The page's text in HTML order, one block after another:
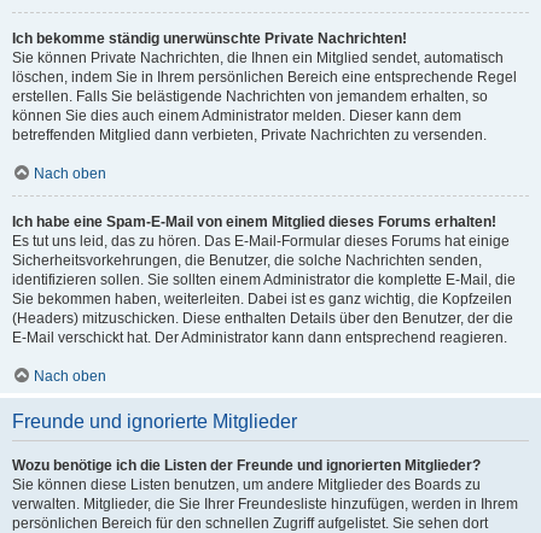
Ich bekomme ständig unerwünschte Private Nachrichten!
Sie können Private Nachrichten, die Ihnen ein Mitglied sendet, automatisch
löschen, indem Sie in Ihrem persönlichen Bereich eine entsprechende Regel
erstellen. Falls Sie belästigende Nachrichten von jemandem erhalten, so
können Sie dies auch einem Administrator melden. Dieser kann dem
betreffenden Mitglied dann verbieten, Private Nachrichten zu versenden.
Nach oben
Ich habe eine Spam-E-Mail von einem Mitglied dieses Forums erhalten!
Es tut uns leid, das zu hören. Das E-Mail-Formular dieses Forums hat einige
Sicherheitsvorkehrungen, die Benutzer, die solche Nachrichten senden,
identifizieren sollen. Sie sollten einem Administrator die komplette E-Mail, die
Sie bekommen haben, weiterleiten. Dabei ist es ganz wichtig, die Kopfzeilen
(Headers) mitzuschicken. Diese enthalten Details über den Benutzer, der die
E-Mail verschickt hat. Der Administrator kann dann entsprechend reagieren.
Nach oben
Freunde und ignorierte Mitglieder
Wozu benötige ich die Listen der Freunde und ignorierten Mitglieder?
Sie können diese Listen benutzen, um andere Mitglieder des Boards zu
verwalten. Mitglieder, die Sie Ihrer Freundesliste hinzufügen, werden in Ihrem
persönlichen Bereich für den schnellen Zugriff aufgelistet. Sie sehen dort